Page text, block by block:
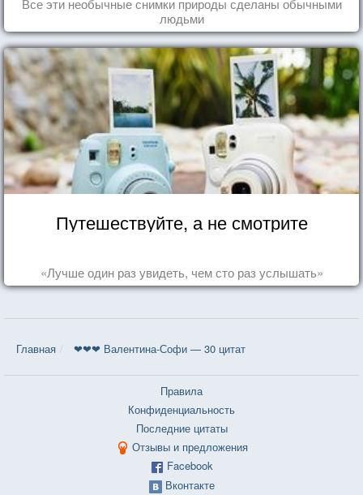
Все эти необычные снимки природы сделаны обычными
людьми
Путешествуйте, а не смотрите
«Лучше один раз увидеть, чем сто раз услышать»
Главная ❤❤❤ Валентина-Софи — 30 цитат
Правила
Конфиденциальность
Последние цитаты
Отзывы и предложения
Facebook
Вконтакте